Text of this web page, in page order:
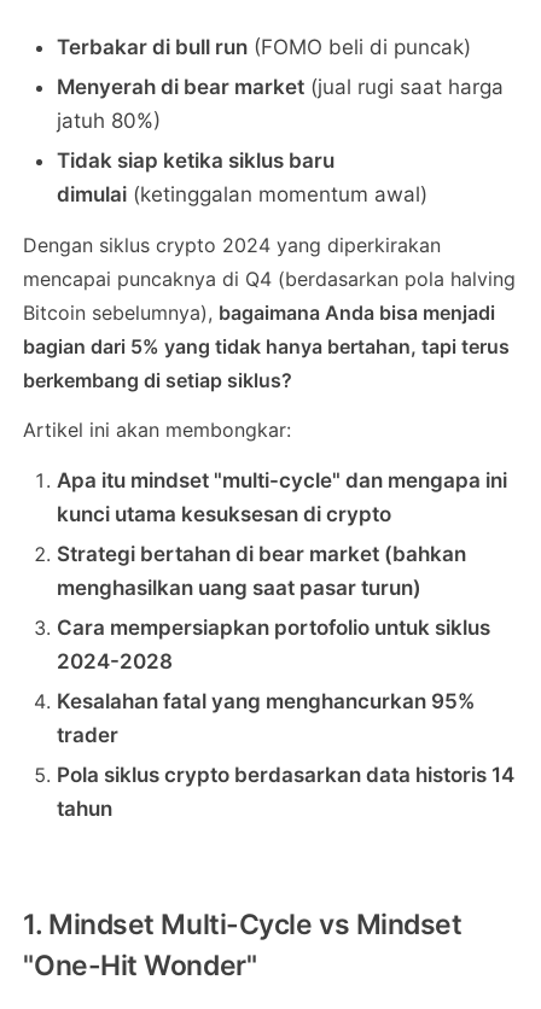
Terbakar di bull run(FOMO beli di puncak)
Menyerah di bear market(jual rugi saat harga
jatuh 80%)
Tidak siap ketika siklus baru
dimulai(ketinggalan momentum awal)
Dengan siklus crypto 2024 yang diperkirakan
mencapai puncaknya di Q4 (berdasarkan pola halving
Bitcoin sebelumnya), bagaimana Anda bisa menjadi
bagian dari 5% yang tidak hanya bertahan, tapi terus
berkembang di setiap siklus?
Artikel ini akan membongkar:
Apa itu mindset "multi-cycle" dan mengapa ini
kunci utama kesuksesan di crypto
Strategi bertahan di bear market (bahkan
menghasilkan uang saat pasar turun)
Cara mempersiapkan portofolio untuk siklus
2024-2028
Kesalahan fatal yang menghancurkan 95%
trader
Pola siklus crypto berdasarkan data historis 14
tahun
1. Mindset Multi-Cycle vs Mindset
"One-Hit Wonder"